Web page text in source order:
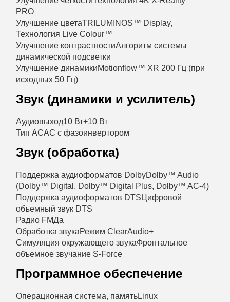
PRO
Улучшение цветаTRILUMINOS™ Display,
Технология Live Colour™
Улучшение контрастностиАлгоритм системы
динамической подсветки
Улучшение динамикиMotionflow™ XR 200 Гц (при
исходных 50 Гц)
Звук (динамики и усилитель)
Аудиовыход10 Вт+10 Вт
Тип АСАС с фазоинвертором
Звук (обработка)
Поддержка аудиоформатов DolbyDolby™ Audio
(Dolby™ Digital, Dolby™ Digital Plus, Dolby™ AC-4)
Поддержка аудиоформатов DTS Цифровой
объемный звук DTS
Радио FMДа
Обработка звукаРежим ClearAudio+
Симуляция окружающего звукаФронтальное
объемное звучание S-Force
Программное обеспечение
Операционная система, памятьLinux